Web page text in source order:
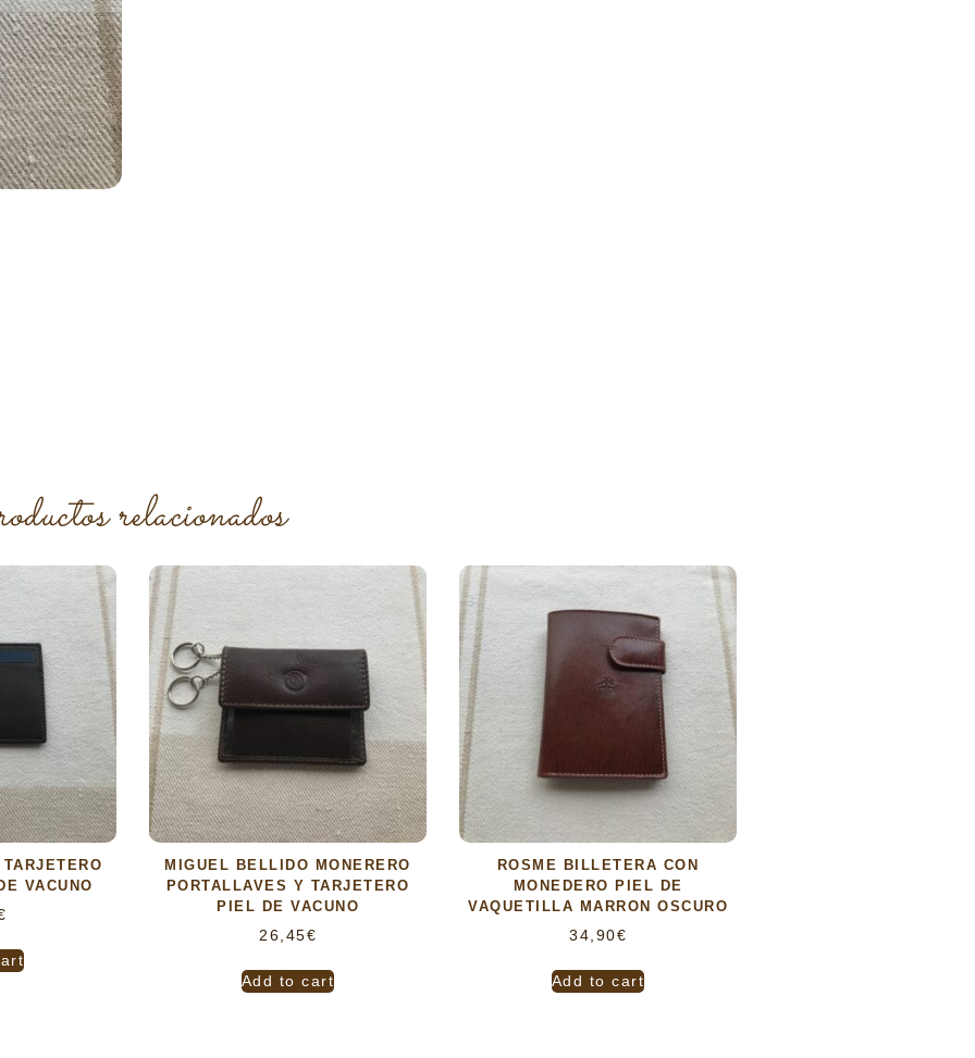
relacionados
VACUNO
MIGUEL BELLIDO MONERERO
PORTALLAVES Y TARJETERO
PIEL DE VACUNO
26,45€
Add to cart
ROSME BILLETERA CON
MONEDERO PIEL DE
VAQUETILLA MARRON OSCURO
34,90€
Add to cart